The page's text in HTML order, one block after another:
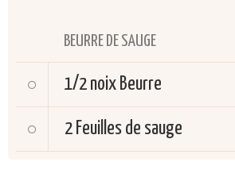
BEURRE DE SAUGE
1/2 noix Beurre
2 Feuilles de sauge